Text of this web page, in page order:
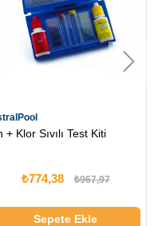
Klor ve pH Haplı
₺1.382,81
Sepete